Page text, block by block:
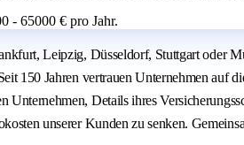
- 65000 € pro Jahr.
Leipzig, Düsseldorf, Stuttgart oder
150 Jahren vertrauen Unternehmen
Unternehmen, Details ihres
unserer Kunden zu senken.